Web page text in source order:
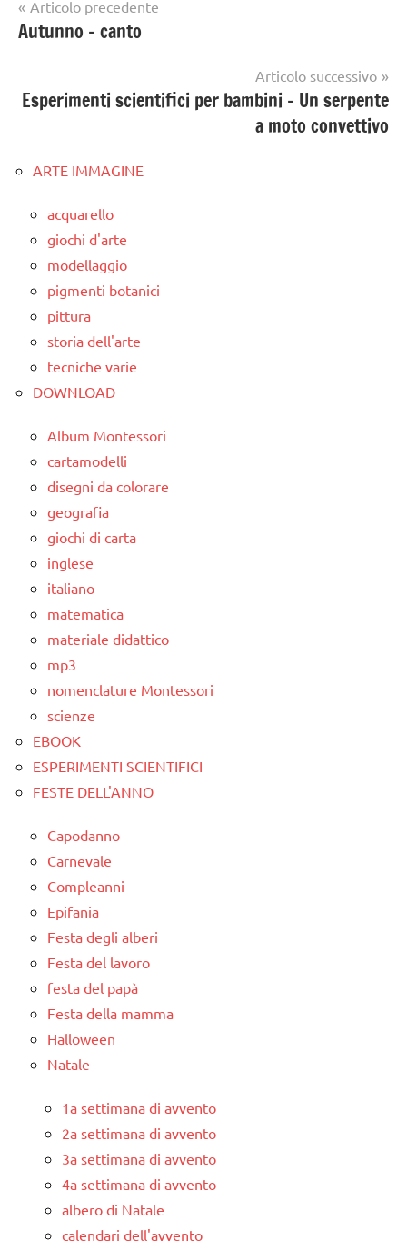
Navigazione
articoli
Articolo precedente
Autunno – canto
Articolo successivo
Esperimenti scientifici per bambini – Un serpente
a moto convettivo
ARTE IMMAGINE
acquarello
giochi d'arte
modellaggio
pigmenti botanici
pittura
storia dell'arte
tecniche varie
DOWNLOAD
Album Montessori
cartamodelli
disegni da colorare
geografia
giochi di carta
inglese
italiano
matematica
materiale didattico
mp3
nomenclature Montessori
scienze
EBOOK
ESPERIMENTI SCIENTIFICI
FESTE DELL'ANNO
Capodanno
Carnevale
Compleanni
Epifania
Festa degli alberi
Festa del lavoro
festa del papà
Festa della mamma
Halloween
Natale
1a settimana di avvento
2a settimana di avvento
3a settimana di avvento
4a settimana di avvento
albero di Natale
calendari dell'avvento